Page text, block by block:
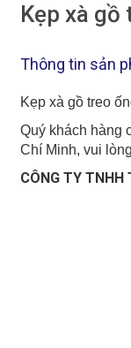
Kẹp xà gồ
Thông tin sản
Kẹp xà gồ treo
Quý khách hàng
Chí Minh, vui
CÔNG TY TNHH